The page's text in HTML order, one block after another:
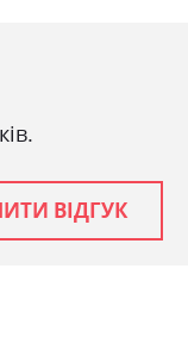
ВІДГУК